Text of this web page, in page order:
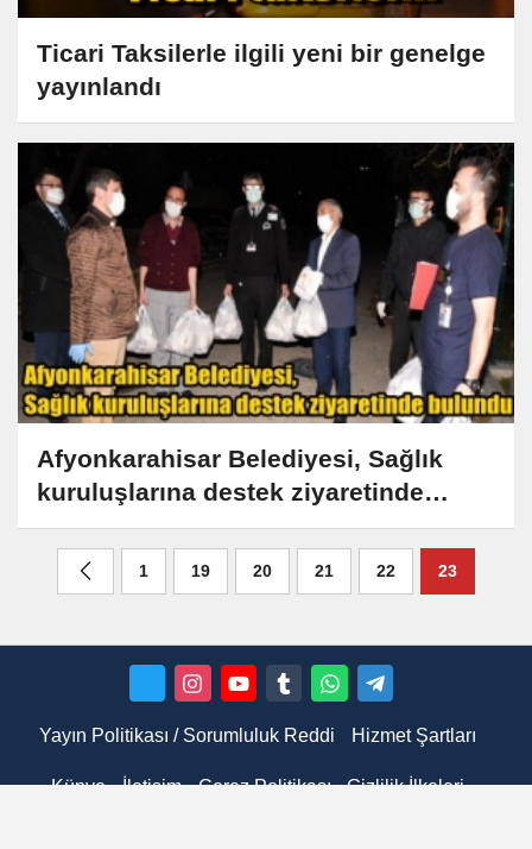
Ticari Taksilerle ilgili yeni bir genelge
yayınlandı
Afyonkarahisar Belediyesi, Sağlık
kuruluşlarına destek ziyaretinde
bulundu
1 19 20 21 22 23
Yayın Politikası / Sorumluluk Reddi Hizmet Şartları
Künye İletişim Çerez Politikası Gizlilik İlkeleri